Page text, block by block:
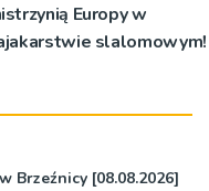
Europy w
slalomowym!
Brzeźnicy [08.08.2026]